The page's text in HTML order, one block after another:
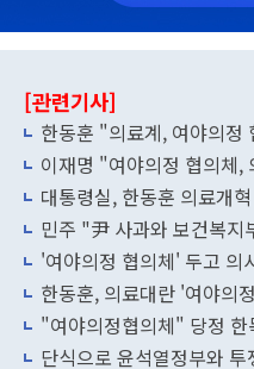
[관련기사]
한동훈 "의료계, 여야의정
이재명 "여야의정 협의체,
대통령실, 한동훈 의료개
민주 "尹 사과와 보건복지
'여야의정 협의체' 두고 의
한동훈, 의료대란 '여야의
"여야의정협의체" 당정
단식으로 윤석열정